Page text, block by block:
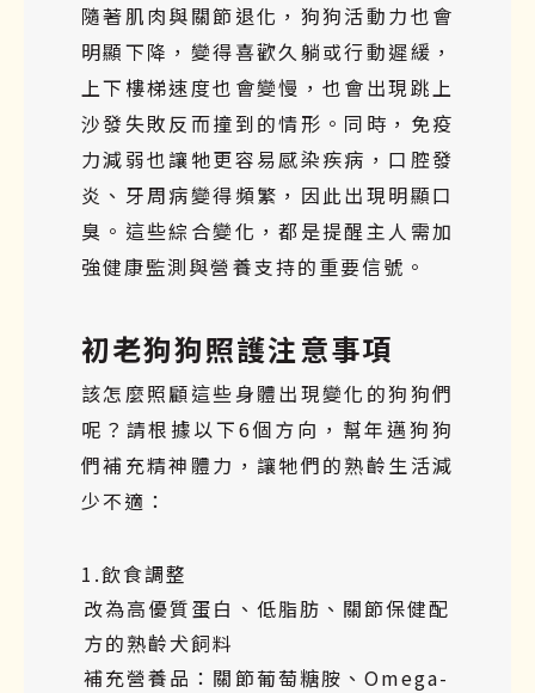
隨著肌肉與關節退化，狗狗活動力也會
明顯下降，變得喜歡久躺或行動遲緩，
上下樓梯速度也會變慢，也會出現跳上
沙發失敗反而撞到的情形。同時，免疫
力減弱也讓牠更容易感染疾病，口腔發
炎、牙周病變得頻繁，因此出現明顯口
臭。這些綜合變化，都是提醒主人需加
強健康監測與營養支持的重要信號。
初老狗狗照護注意事項
該怎麼照顧這些身體出現變化的狗狗們
呢？請根據以下6個方向，幫年邁狗狗
們補充精神體力，讓牠們的熟齡生活減
少不適：
1.飲食調整
改為高優質蛋白、低脂肪、關節保健配
方的熟齡犬飼料
補充營養品：關節葡萄糖胺、Omega-